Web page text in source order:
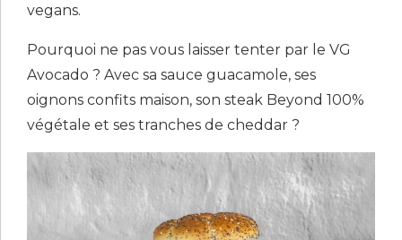
vegans.
Pourquoi ne pas vous laisser tenter par le VG
Avocado ? Avec sa sauce guacamole, ses
oignons confits maison, son steak Beyond 100%
végétale et ses tranches de cheddar ?